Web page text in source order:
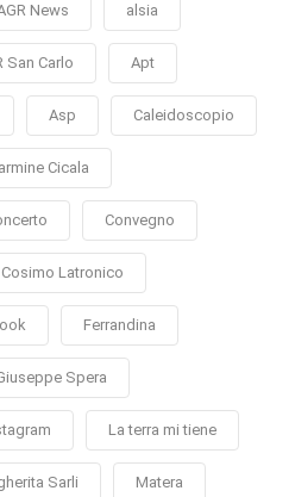
News alsia
San Carlo Apt
Asp Caleidoscopio
Cicala
Convegno
Cosimo Latronico
Ferrandina
Spera
La terra mi tiene
Sarli Matera